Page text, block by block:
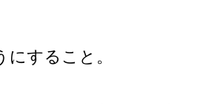
すること。